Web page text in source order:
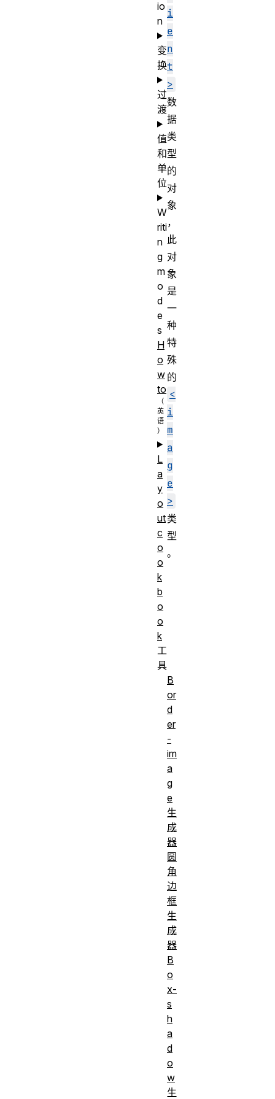
i
e
n
t
>
数
据
类
型
的
对
象
，
此
对
象
是
一
种
特
殊
的
<
i
m
a
g
e
>
类
型
。
io
n
变
换
过
渡
值
和
单
位
W
riti
n
g
m
o
d
e
s
H
o
w
to
L
a
y
o
ut
c
o
o
k
b
o
o
k
工
具
B
or
d
er
-
im
a
g
e
生
成
器
圆
角
边
框
生
成
器
B
o
x-
s
h
a
d
o
w
生